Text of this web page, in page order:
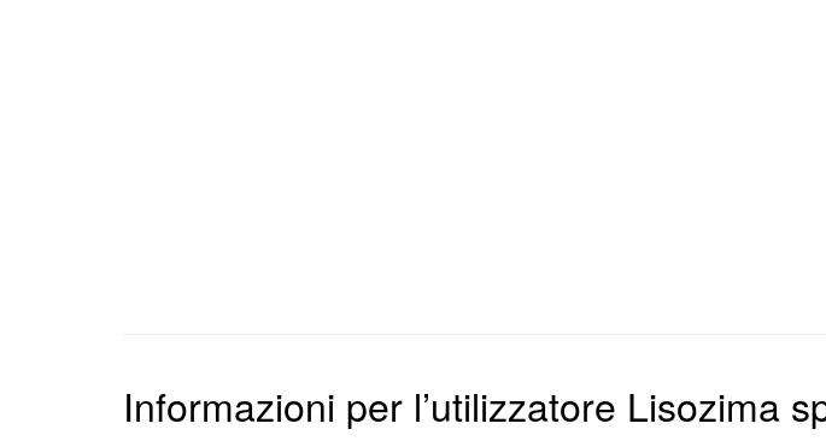
Informazioni per l’utilizzatore Lisozima